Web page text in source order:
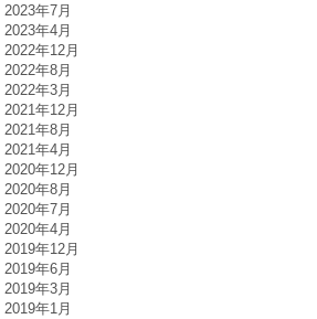
2023年7月
2023年4月
2022年12月
2022年8月
2022年3月
2021年12月
2021年8月
2021年4月
2020年12月
2020年8月
2020年7月
2020年4月
2019年12月
2019年6月
2019年3月
2019年1月